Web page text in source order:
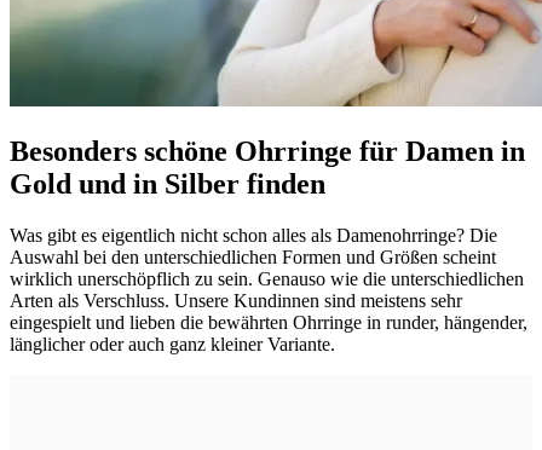
Besonders schöne Ohrringe für Damen in
Gold und in Silber finden
Was gibt es eigentlich nicht schon alles als Damenohrringe? Die
Auswahl bei den unterschiedlichen Formen und Größen scheint
wirklich unerschöpflich zu sein. Genauso wie die unterschiedlichen
Arten als Verschluss. Unsere Kundinnen sind meistens sehr
eingespielt und lieben die bewährten Ohrringe in runder, hängender,
länglicher oder auch ganz kleiner Variante.